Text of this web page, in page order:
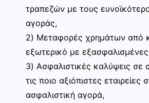
τραπεζών με τους
αγοράς,
2) Μεταφορές χρημάτων από
εξωτερικό με
3) Ασφαλιστικές καλύψεις σε
τις ποιο αξιόπιστες εταιρείες
ασφαλιστική αγορά,